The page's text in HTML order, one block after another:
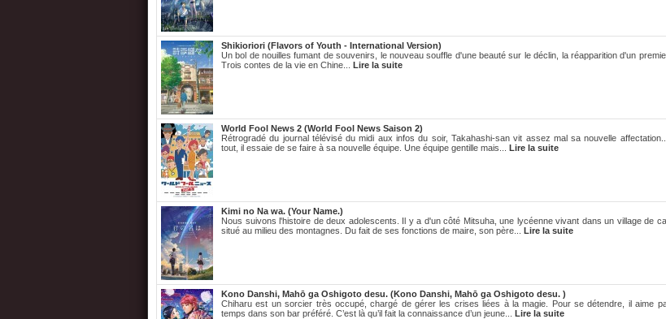
Shikioriori (Flavors of Youth - International Version)
Un bol de nouilles fumant de souvenirs, le nouveau souffle d'une beauté sur le déclin, la réapparition d'un
Trois contes de la vie en Chine... Lire la suite
World Fool News 2 (World Fool News Saison 2)
Rétrogradé du journal télévisé du midi aux infos du soir, Takahashi-san vit assez mal sa nouvelle
tout, il essaie de se faire à sa nouvelle équipe. Une équipe gentille mais... Lire la suite
Kimi no Na wa. (Your Name.)
Nous suivons l'histoire de deux adolescents. Il y a d'un côté Mitsuha, une lycéenne vivant dans un village de
situé au milieu des montagnes. Du fait de ses fonctions de maire, son père... Lire la suite
Kono Danshi, Mahō ga Oshigoto desu. (Kono Danshi, Mahō ga Oshigoto desu. )
Chiharu est un sorcier très occupé, chargé de gérer les crises liées à la magie. Pour se détendre, il aime
temps dans son bar préféré. C’est là qu’il fait la connaissance d’un jeune... Lire la suite